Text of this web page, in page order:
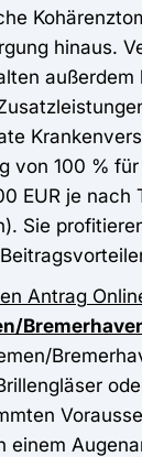
hinaus.
außerdem
von 100 %
EUR je nach
Sie
Antrag
einem